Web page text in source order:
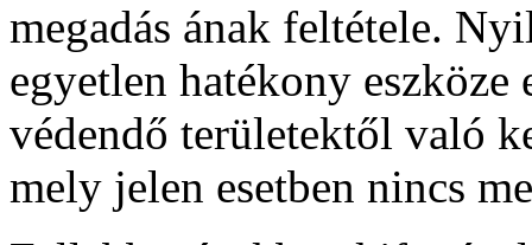
megadás ának feltétele.
egyetlen hatékony eszköze
védendő területektől való
mely jelen esetben nincs